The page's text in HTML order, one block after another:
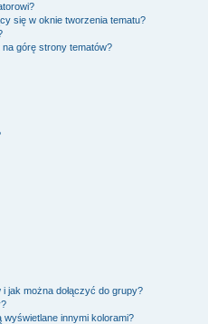
się w oknie tworzenia tematu?
górę strony tematów?
jak można dołączyć do grupy?
innymi kolorami?